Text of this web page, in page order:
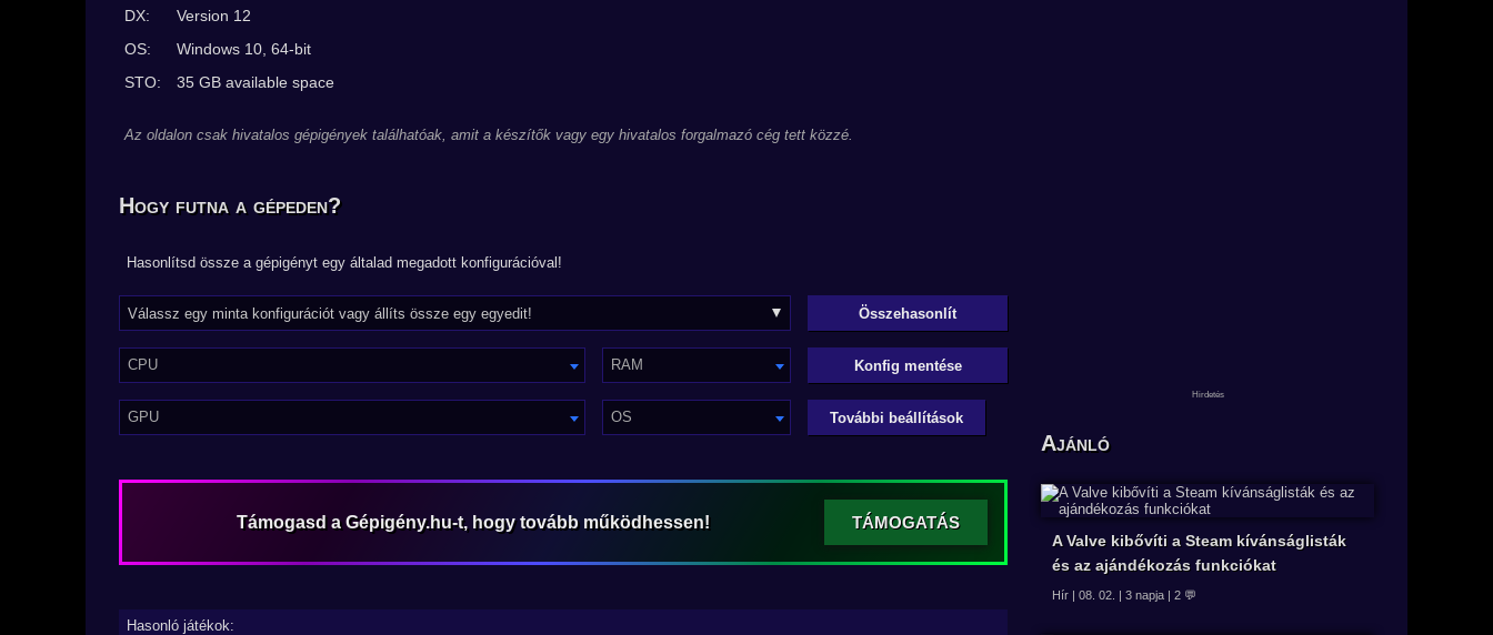
DX:
Version 12
OS:
Windows 10, 64-bit
STO:
35 GB available space
Az oldalon csak hivatalos gépigények találhatóak, amit a készítők vagy egy hivatalos forgalmazó cég tett közzé.
Hogy futna a gépeden?
Hasonlítsd össze a gépigényt egy általad megadott konfigurációval!
CPU RAM
GPU OS
Konfig mentése
További beállítások
Támogasd a Gépigény.hu-t, hogy tovább működhessen! TÁMOGATÁS
Hasonló játékok:
Ajánló
A Valve kibővíti a Steam kívánságlisták
és az ajándékozás funkciókat
Hír | 08. 02. | 3 napja | 2 💬